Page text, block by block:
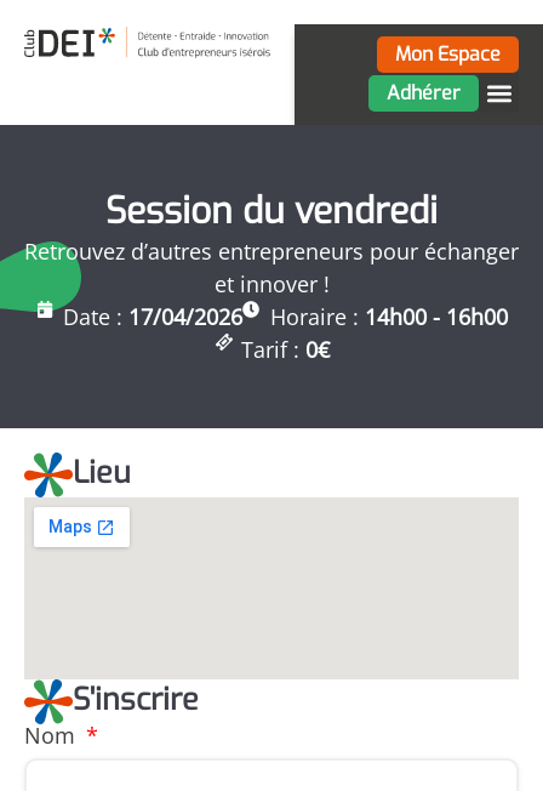
Adhérer
Mon Espace
Session du vendredi
Retrouvez d’autres entrepreneurs pour échanger
et innover !
Date : 17/04/2026 Horaire : 14h00 - 16h00
Tarif : 0€
Lieu
S'inscrire
Nom